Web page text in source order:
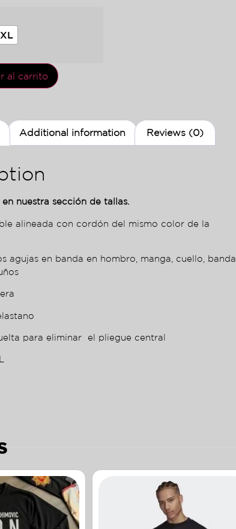
XL
al carrito
Additional information Reviews (0)
nuestra sección de tallas.
alineada con cordón del mismo color de la
agujas en banda en hombro, manga, cuello, banda
para eliminar el pliegue central